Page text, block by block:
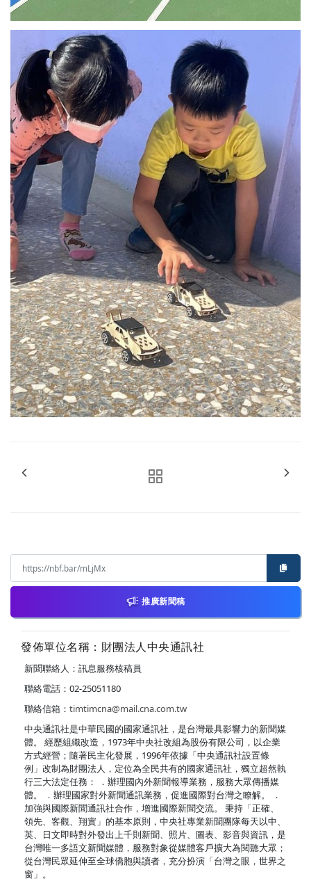
推廣新聞稿
發佈單位名稱：財團法人中央通訊社
新聞聯絡人：訊息服務核稿員
聯絡電話：02-25051180
聯絡信箱： timtimcna@mail.cna.com.tw
中央通訊社是中華民國的國家通訊社，是台灣最具影響力的新聞媒
體。 經歷組織改造，1973年中央社改組為股份有限公司，以企業
方式經營；隨著民主化發展，1996年依據「中央通訊社設置條
例」改制為財團法人，定位為全民共有的國家通訊社，獨立超然執
行三大法定任務： ．辦理國內外新聞報導業務，服務大眾傳播媒
體。 ．辦理國家對外新聞通訊業務，促進國際對台灣之瞭解。 ．
加強與國際新聞通訊社合作，增進國際新聞交流。 秉持「正確、
領先、客觀、翔實」的基本原則，中央社專業新聞團隊每天以中、
英、日文即時對外發出上千則新聞、照片、圖表、影音與資訊，是
台灣唯一多語文新聞媒體，服務對象從媒體客戶擴大為閱聽大眾；
從台灣民眾延伸至全球僑胞與讀者，充分扮演「台灣之眼，世界之
窗」。